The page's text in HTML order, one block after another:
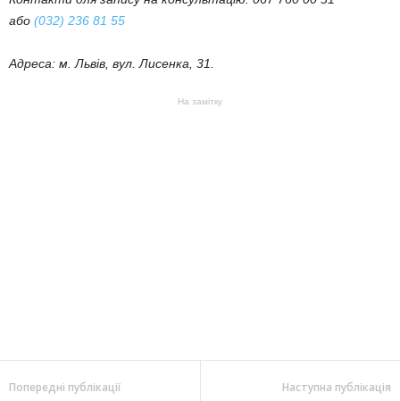
або (032) 236 81 55
Адреса: м. Львів, вул. Лисенка, 31.
На замітку
Попередні публікації Наступна публікація